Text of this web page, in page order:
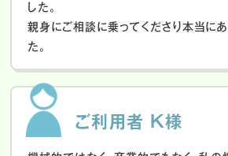
した。
親身にご相談に乗ってくださり本当に
た。
ご利用者 K様